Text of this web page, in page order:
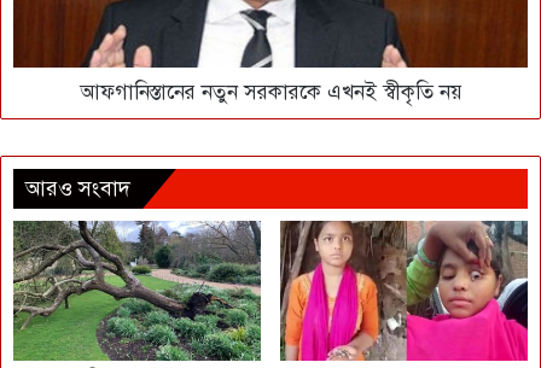
আফগানিস্তানের নতুন সরকারকে এখনই স্বীকৃতি নয়
আরও সংবাদ